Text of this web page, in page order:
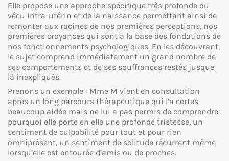
Elle propose une approche spécifique très profonde du
vécu intra-utérin et de la naissance permettant ainsi de
remonter aux racines de nos premières perceptions, nos
premières croyances qui sont à la base des fondations de
nos fonctionnements psychologiques. En les découvrant,
le sujet comprend immédiatement un grand nombre de
ses comportements et de ses souffrances restés jusque
là inexpliqués.
Prenons un exemple : Mme M vient en consultation
après un long parcours thérapeutique qui l’a certes
beaucoup aidée mais ne lui a pas permis de comprendre
pourquoi elle porte en elle une profonde tristesse, un
sentiment de culpabilité pour tout et pour rien
omniprésent, un sentiment de solitude récurrent même
lorsqu’elle est entourée d’amis ou de proches.